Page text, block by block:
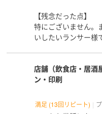
【残念だった点】
特にございません。
いしたいランサー様
店舗（飲食店・居酒
ン・印刷
満足 (13回リピート)